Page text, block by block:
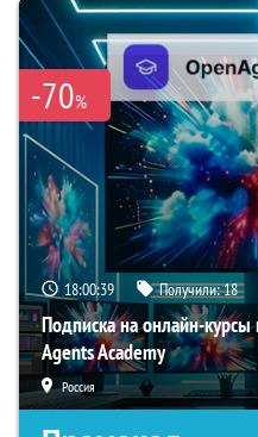
-70%
18:00:38 Получили:18
Подписка на онлайн-
Agents Academy
Россия